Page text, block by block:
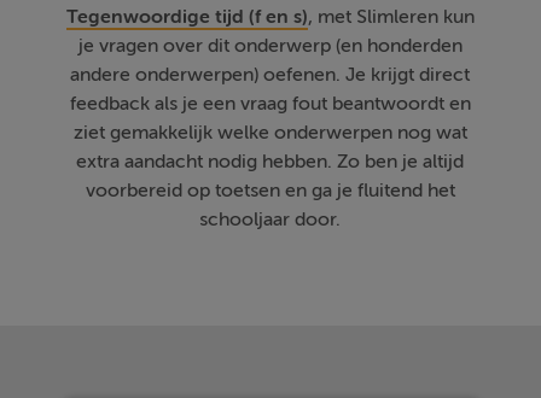
Tegenwoordige tijd (f en s), met Slimleren kun
je vragen over dit onderwerp (en honderden
andere onderwerpen) oefenen. Je krijgt direct
feedback als je een vraag fout beantwoordt en
ziet gemakkelijk welke onderwerpen nog wat
extra aandacht nodig hebben. Zo ben je altijd
voorbereid op toetsen en ga je fluitend het
schooljaar door.